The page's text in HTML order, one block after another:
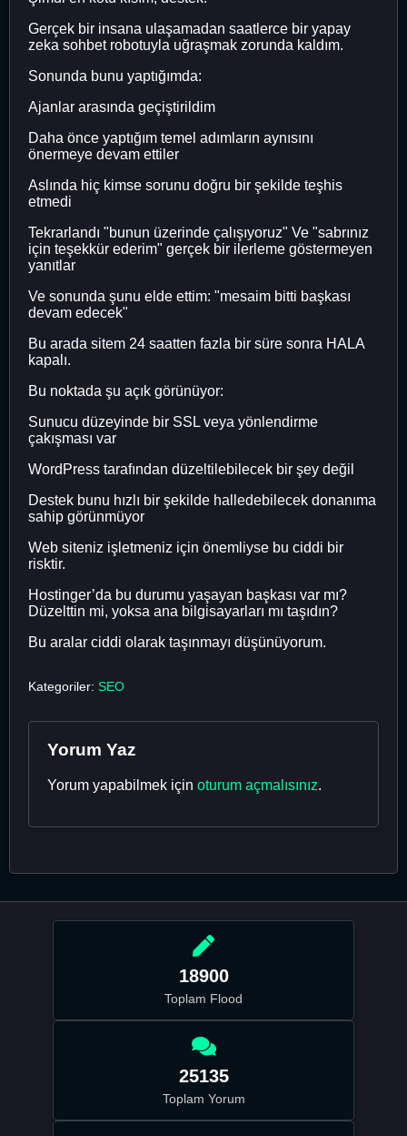
Gerçek bir insana ulaşamadan saatlerce bir yapay
zeka sohbet robotuyla uğraşmak zorunda kaldım.
Sonunda bunu yaptığımda:
Ajanlar arasında geçiştirildim
Daha önce yaptığım temel adımların aynısını
önermeye devam ettiler
Aslında hiç kimse sorunu doğru bir şekilde teşhis
etmedi
Tekrarlandı "bunun üzerinde çalışıyoruz" Ve "sabrınız
için teşekkür ederim" gerçek bir ilerleme göstermeyen
yanıtlar
Ve sonunda şunu elde ettim: "mesaim bitti başkası
devam edecek"
Bu arada sitem 24 saatten fazla bir süre sonra HALA
kapalı.
Bu noktada şu açık görünüyor:
Sunucu düzeyinde bir SSL veya yönlendirme
çakışması var
WordPress tarafından düzeltilebilecek bir şey değil
Destek bunu hızlı bir şekilde halledebilecek donanıma
sahip görünmüyor
Web siteniz işletmeniz için önemliyse bu ciddi bir
risktir.
Hostinger’da bu durumu yaşayan başkası var mı?
Düzelttin mi, yoksa ana bilgisayarları mı taşıdın?
Bu aralar ciddi olarak taşınmayı düşünüyorum.
Kategoriler: SEO
Yorum Yaz
Yorum yapabilmek için oturum açmalısınız.
18900
Toplam Flood
25135
Toplam Yorum